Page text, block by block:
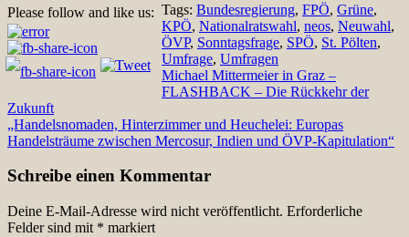
Please follow and like us: Tags: Bundesregierung, FPÖ, Grüne,
KPÖ, Nationalratswahl, neos, Neuwahl,
ÖVP, Sonntagsfrage, SPÖ, St. Pölten,
Umfrage, Umfragen
BeitragsnavigationMichael Mittermeier in Graz –
FLASHBACK – Die Rückkehr der
Zukunft
„Handelsnomaden, Hinterzimmer und Heuchelei: Europas
Handelsträume zwischen Mercosur, Indien und ÖVP-Kapitulation“
Schreibe einen Kommentar
Deine E-Mail-Adresse wird nicht veröffentlicht. Erforderliche
Felder sind mit * markiert